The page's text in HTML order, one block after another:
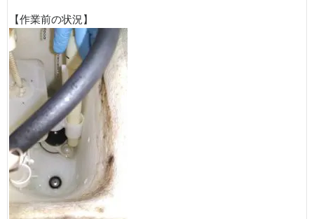
【作業前の状況】